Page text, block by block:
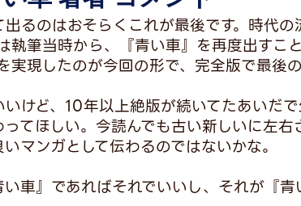
るのはおそらくこれが最後です。時代の
執筆当時から、『青い車』を再度出すこ
現したのが今回の形で、完全版で最後
けど、10年以上絶版が続いてたあいだ
てほしい。今読んでも古い新しいに左右
マンガとして伝わるのではないかな。
車』であればそれでいいし、それが『青